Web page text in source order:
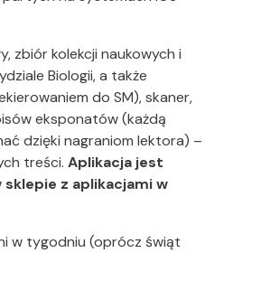
zbiór kolekcji naukowych i
Biologii, a także
do SM), skaner,
eksponatów (każdą
dzięki nagraniom lektora) –
treści.Aplikacja jest
z aplikacjami w
w tygodniu (oprócz świąt